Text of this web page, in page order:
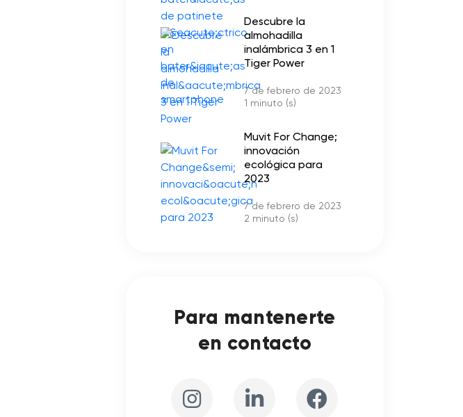
Descubre la
almohadilla
inalámbrica 3 en 1
Tiger Power
7 de febrero de 2023
1 minuto (s)
Muvit For Change;
innovación
ecológica para
2023
7 de febrero de 2023
2 minuto (s)
Para mantenerte
en contacto